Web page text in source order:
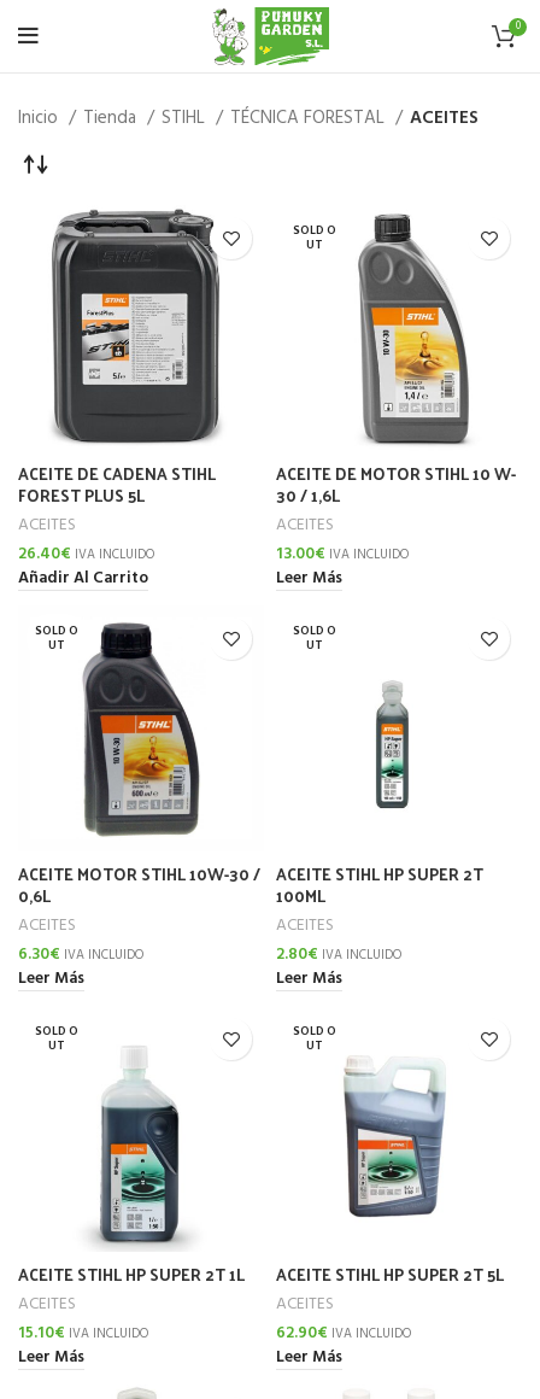
0
Inicio Tienda STIHL TÉCNICA FORESTAL ACEITES
ACEITE DE CADENA STIHL
FOREST PLUS 5L
ACEITES
26.40€ IVA INCLUIDO
Añadir Al Carrito
SOLD O
UT
ACEITE DE MOTOR STIHL 10 W-
30 / 1,6L
ACEITES
13.00€ IVA INCLUIDO
Leer Más
SOLD O
UT
ACEITE MOTOR STIHL 10W-30 /
0,6L
ACEITES
6.30€ IVA INCLUIDO
Leer Más
SOLD O
UT
ACEITE STIHL HP SUPER 2T
100ML
ACEITES
2.80€ IVA INCLUIDO
Leer Más
SOLD O
UT
ACEITE STIHL HP SUPER 2T 1L
ACEITES
15.10€ IVA INCLUIDO
Leer Más
SOLD O
UT
ACEITE STIHL HP SUPER 2T 5L
ACEITES
62.90€ IVA INCLUIDO
Leer Más